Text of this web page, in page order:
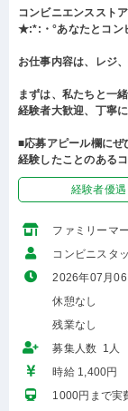
コンビニエンススト
★:*:・°あなたとコン
お仕事内容は、レジ
まずは、私たちと一
経験者大歓迎、丁寧
■応募アピール欄にぜ
経験したことのある
経験者優遇
ファミリーマ
コンビニスタ
2026年07月
休憩なし
残業なし
募集人数 1人
時給 1,400円
1000円まで実